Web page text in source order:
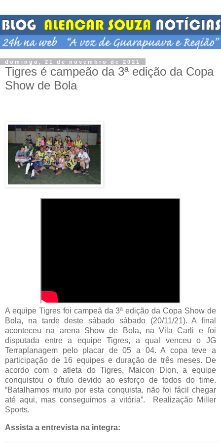
domingo, 21 de novembro de 2021
Tigres é campeão da 3ª edição da Copa
Show de Bola
A equipe Tigres foi campeã da 3ª edição da Copa Show de
Bola, na tarde deste sábado sábado (20/11/21). A final
aconteceu na arena Show de Bola, na Vila Carli e foi
disputada entre a equipe Tigres, a qual venceu o JG
Terraplanagem pelo placar de 05 a 04. A copa teve a
participação de 16 equipes e duração de três meses. De
acordo com o atleta do Tigres, Maicon Dion, a equipe
conquistou o título devido ao esforço de todos do time.
“Batalhamos muito por esta conquista, não foi fácil chegar
até aqui, mas conseguimos a vitória”. Realização Miller
Sports.
Assista a entrevista na integra: